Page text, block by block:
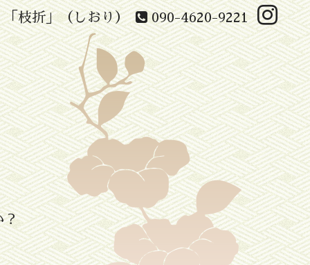
090-4620-9221
枝折」（しおり）
？